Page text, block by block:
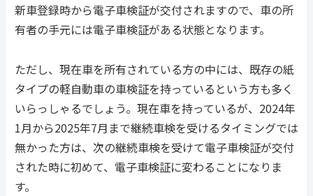
新車登録時から電子車検証が交付されますので、車の所
有者の手元には電子車検証がある状態となります。
ただし、現在車を所有されている方の中には、既存の紙
タイプの軽自動車の車検証を持っているという方も多く
いらっしゃるでしょう。現在車を持っているが、2024年
1月から2025年7月まで継続車検を受けるタイミングでは
無かった方は、次の継続車検を受けて電子車検証が交付
された時に初めて、電子車検証に変わることになりま
す。